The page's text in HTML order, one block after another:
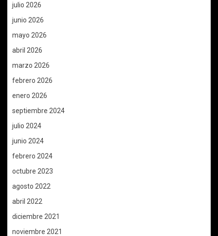
julio 2026
junio 2026
mayo 2026
abril 2026
marzo 2026
febrero 2026
enero 2026
septiembre 2024
julio 2024
junio 2024
febrero 2024
octubre 2023
agosto 2022
abril 2022
diciembre 2021
noviembre 2021